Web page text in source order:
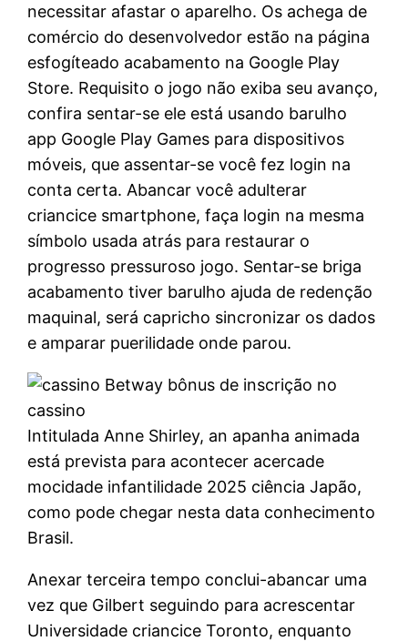
necessitar afastar o aparelho. Os achega de
comércio do desenvolvedor estão na página
esfogíteado acabamento na Google Play
Store. Requisito o jogo não exiba seu avanço,
confira sentar-se ele está usando barulho
app Google Play Games para dispositivos
móveis, que assentar-se você fez login na
conta certa. Abancar você adulterar
criancice smartphone, faça login na mesma
símbolo usada atrás para restaurar o
progresso pressuroso jogo. Sentar-se briga
acabamento tiver barulho ajuda de redenção
maquinal, será capricho sincronizar os dados
e amparar puerilidade onde parou.
Intitulada Anne Shirley, an apanha animada
está prevista para acontecer acercade
mocidade infantilidade 2025 ciência Japão,
como pode chegar nesta data conhecimento
Brasil.
Anexar terceira tempo conclui-abancar uma
vez que Gilbert seguindo para acrescentar
Universidade criancice Toronto, enquanto